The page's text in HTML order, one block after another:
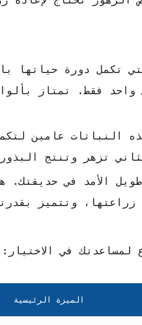
تكمل دورة حياتها
فقط. تمتاز
النباتات عامين
تزهر وتنتج
الأمد في حديقتك.
زراعتها، وتتميز
في الاختيار:
الميزة الرئيسية